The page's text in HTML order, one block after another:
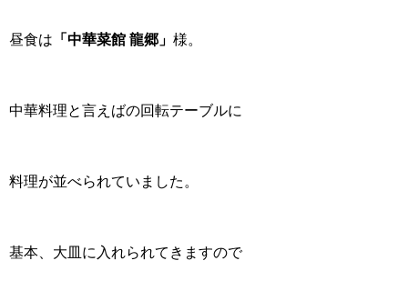
昼食は 「中華菜館 龍郷」 様。
中華料理と言えばの回転テーブルに
料理が並べられていました。
基本、大皿に入れられてきますので